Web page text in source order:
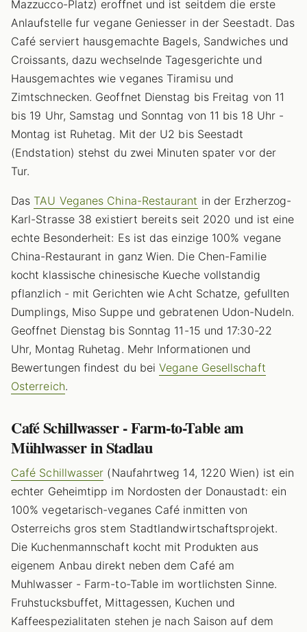
Mazzucco-Platz) eroffnet und ist seitdem die erste
Anlaufstelle fur vegane Geniesser in der Seestadt. Das
Café serviert hausgemachte Bagels, Sandwiches und
Croissants, dazu wechselnde Tagesgerichte und
Hausgemachtes wie veganes Tiramisu und
Zimtschnecken. Geoffnet Dienstag bis Freitag von 11
bis 19 Uhr, Samstag und Sonntag von 11 bis 18 Uhr -
Montag ist Ruhetag. Mit der U2 bis Seestadt
(Endstation) stehst du zwei Minuten spater vor der
Tur.
DasTAU Veganes China-Restaurant in der Erzherzog-
Karl-Strasse 38 existiert bereits seit 2020 und ist eine
echte Besonderheit: Es ist das einzige 100% vegane
China-Restaurant in ganz Wien. Die Chen-Familie
kocht klassische chinesische Kueche vollstandig
pflanzlich - mit Gerichten wie Acht Schatze, gefullten
Dumplings, Miso Suppe und gebratenen Udon-Nudeln.
Geoffnet Dienstag bis Sonntag 11-15 und 17:30-22
Uhr, Montag Ruhetag. Mehr Informationen und
Bewertungen findest du beiVegane Gesellschaft
Osterreich.
Café Schillwasser - Farm-to-Table am
Mühlwasser in Stadlau
Café Schillwasser (Naufahrtweg 14, 1220 Wien) ist ein
echter Geheimtipp im Nordosten der Donaustadt: ein
100% vegetarisch-veganes Café inmitten von
Osterreichs gros stem Stadtlandwirtschaftsprojekt.
Die Kuchenmannschaft kocht mit Produkten aus
eigenem Anbau direkt neben dem Café am
Muhlwasser - Farm-to-Table im wortlichsten Sinne.
Fruhstucksbuffet, Mittagessen, Kuchen und
Kaffeespezialitaten stehen je nach Saison auf dem